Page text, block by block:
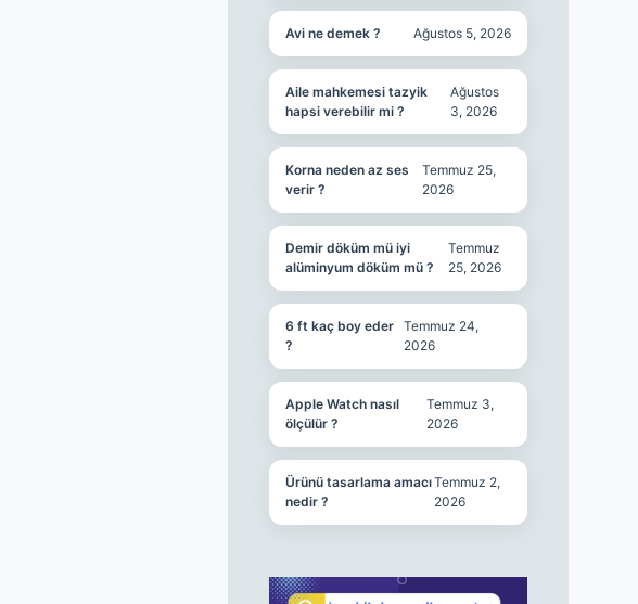
Avi ne demek ? Ağustos 5, 2026
Aile mahkemesi tazyik
hapsi verebilir mi ?
Ağustos
3, 2026
Korna neden az ses
verir ?
Temmuz 25,
2026
Demir döküm mü iyi
alüminyum döküm mü ?
Temmuz
25, 2026
6 ft kaç boy eder
?
Temmuz 24,
2026
Apple Watch nasıl
ölçülür ?
Temmuz 3,
2026
Ürünü tasarlama amacı
nedir ?
Temmuz 2,
2026